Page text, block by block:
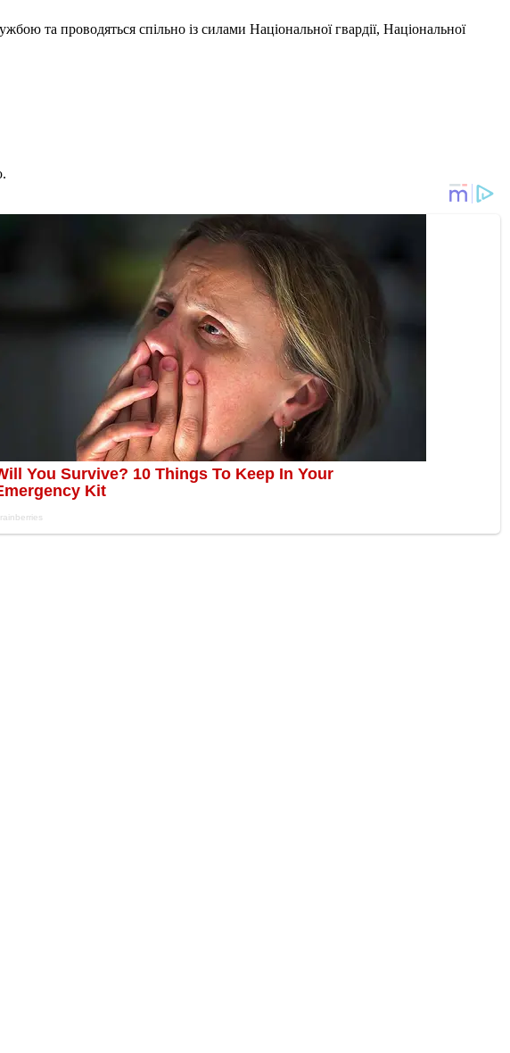
та проводяться спільно із силами Національної гвардії, Національної